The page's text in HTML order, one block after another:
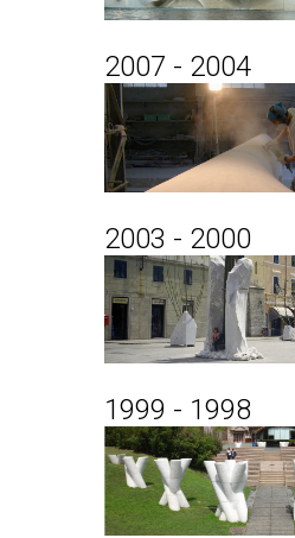
2007 - 2004
2003 - 2000
1999 - 1998